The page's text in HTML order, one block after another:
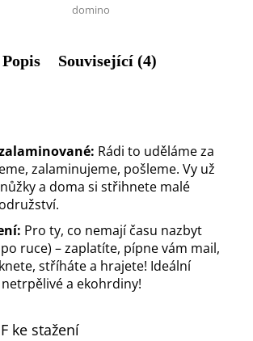
domino
Popis Související (4)
Rádi to uděláme za
zalaminujeme, pošleme. Vy už
a doma si střihnete malé
Pro ty, co nemají času nazbyt
ruce) – zaplatíte, pípne vám mail,
stříháte a hrajete! Ideální
a ekohrdiny!
ke stažení